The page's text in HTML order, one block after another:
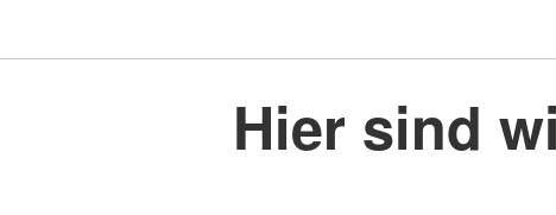
Hier sind